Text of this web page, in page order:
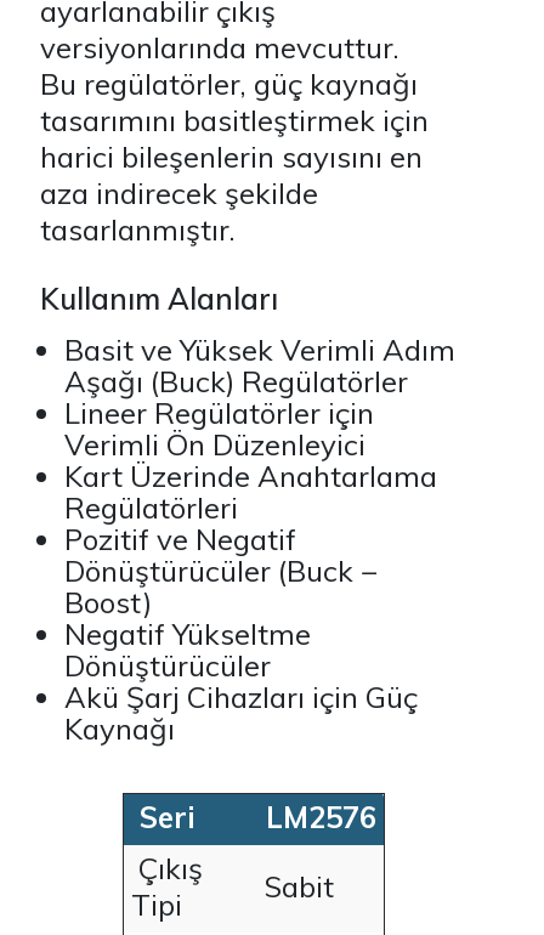
ayarlanabilir çıkış
versiyonlarında mevcuttur.
Bu regülatörler, güç kaynağı
tasarımını basitleştirmek için
harici bileşenlerin sayısını en
aza indirecek şekilde
tasarlanmıştır.
Kullanım Alanları
Basit ve Yüksek Verimli Adım
Aşağı (Buck) Regülatörler
Lineer Regülatörler için
Verimli Ön Düzenleyici
Kart Üzerinde Anahtarlama
Regülatörleri
Pozitif ve Negatif
Dönüştürücüler (Buck −
Boost)
Negatif Yükseltme
Dönüştürücüler
Akü Şarj Cihazları için Güç
Kaynağı
Seri
LM2576
Çıkış
Tipi
Sabit